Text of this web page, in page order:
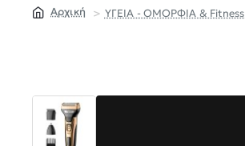
ΥΓΕΙΑ - ΟΜΟΡΦΙΑ & Fitness